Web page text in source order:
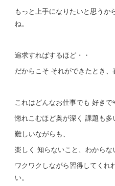
もっと上手になりたいと思うか
ね。
追求すればするほど・・
だからこそ それができたとき、
これはどんなお仕事でも 好きで
惚れこむほど奥が深く 課題も多
難しいながらも、
楽しく 知らないこと、わからな
ワクワクしながら習得してくれ
い。